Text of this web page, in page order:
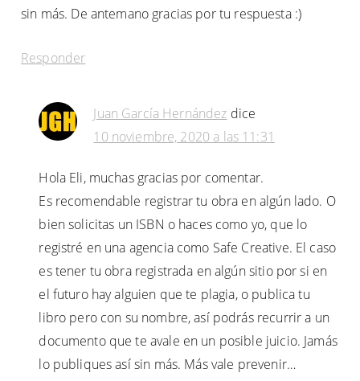
sin más. De antemano gracias por tu respuesta :)
Responder
Juan García Hernández dice
10 noviembre, 2020 a las 11:31
Hola Eli, muchas gracias por comentar.
Es recomendable registrar tu obra en algún lado. O
bien solicitas un ISBN o haces como yo, que lo
registré en una agencia como Safe Creative. El caso
es tener tu obra registrada en algún sitio por si en
el futuro hay alguien que te plagia, o publica tu
libro pero con su nombre, así podrás recurrir a un
documento que te avale en un posible juicio. Jamás
lo publiques así sin más. Más vale prevenir…